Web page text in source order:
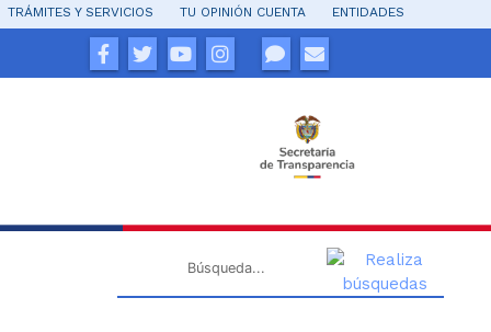
TRÁMITES Y SERVICIOS TU OPINIÓN CUENTA ENTIDADES